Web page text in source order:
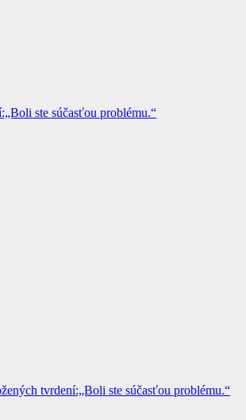
ste súčasťou problému.“
tvrdení:„Boli ste súčasťou problému.“